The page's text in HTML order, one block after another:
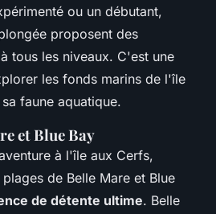
ou un débutant,
proposent des
tous les niveaux. C'est une
les fonds marins de l'île
faune aquatique.
et Blue Bay
à l'île aux Cerfs,
de Belle Mare et Blue
de détente ultime. Belle